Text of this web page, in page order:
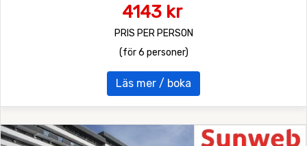
4143 kr
PRIS PER PERSON
(för 6 personer)
Läs mer / boka